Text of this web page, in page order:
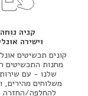
קניה נוחה
וישירה
קונים תכשיטים
מחנות התכשיטים
שלנו - עם
משלוחים מהירים,
להחלפה/החזרה